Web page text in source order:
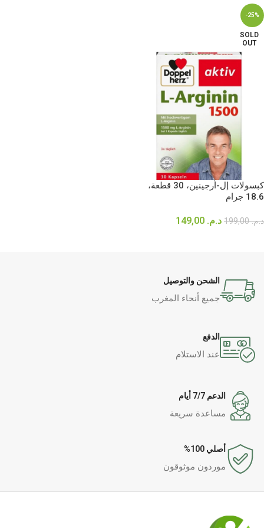
-25%
SOLD
OUT
كبسولات إل-أرجينين، 30 قطعة،
18.6 جرام
د.م.199,00 د.م.
الشحن والتوصيل
جميع أنحاء المغرب
الدفع
عند الاستلام
الدعم 7/7 أيام
مساعدة سريعة
أصلي 100%
موردون موثوقون